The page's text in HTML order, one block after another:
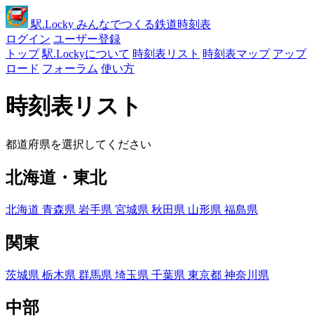
駅.Locky みんなでつくる鉄道時刻表
ログイン ユーザー登録
トップ 駅.Lockyについて 時刻表リスト 時刻表マップ アップ
ロード フォーラム 使い方
時刻表リスト
都道府県を選択してください
北海道・東北
北海道 青森県 岩手県 宮城県 秋田県 山形県 福島県
関東
茨城県 栃木県 群馬県 埼玉県 千葉県 東京都 神奈川県
中部